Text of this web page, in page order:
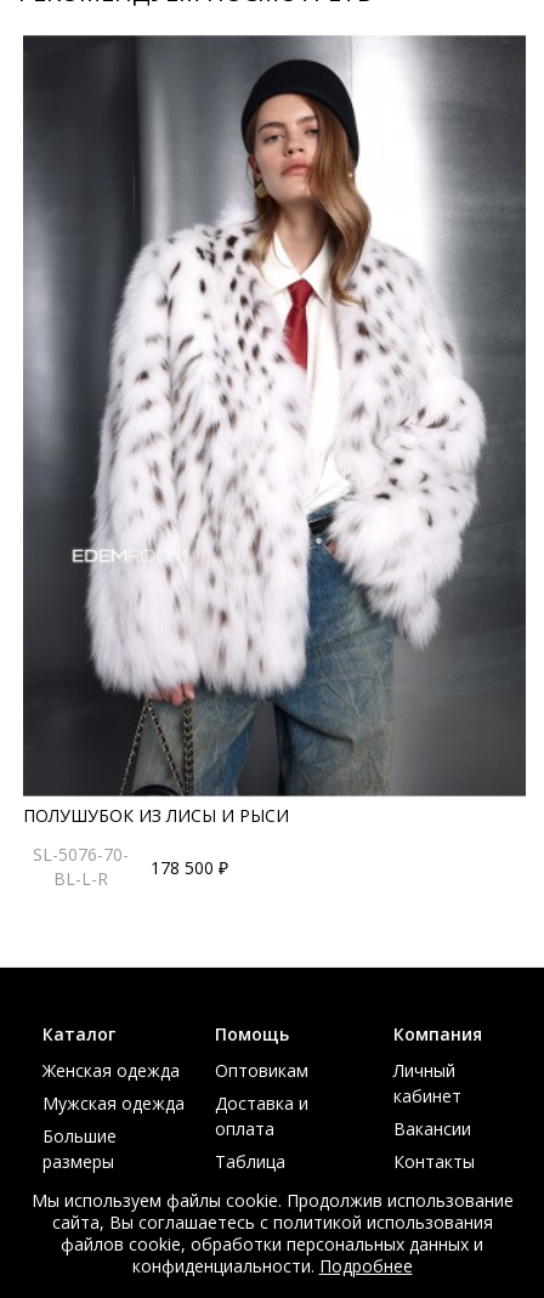
ПОЛУШУБОК ИЗ ЛИСЫ И РЫСИ
SL-5076-70-
BL-L-R
178 500 ₽
Каталог
Женская одежда
Мужская одежда
Большие
размеры
Акции
Помощь
Оптовикам
Доставка и
оплата
Таблица
Компания
Личный
кабинет
Вакансии
Контакты
Мы используем файлы cookie. Продолжив использование
сайта, Вы соглашаетесь с политикой использования
файлов cookie, обработки персональных данных и
конфиденциальности. Подробнее